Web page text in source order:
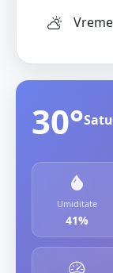
30°
Umiditate
41%